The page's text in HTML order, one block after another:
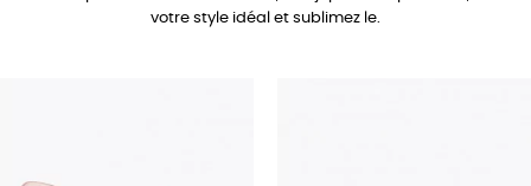
votre style idéal et sublimez le.